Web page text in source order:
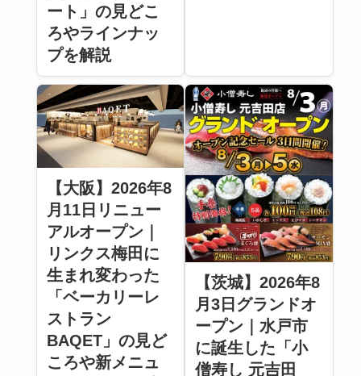
ート」の見どこ
ろやラインナッ
プを解説
【大阪】2026年8
月11日リニュー
アルオープン｜
リンクス梅田に
生まれ変わった
「ベーカリーレ
ストラン
BAQET」の見ど
ころや新メニュ
【茨城】2026年8
月3日グランドオ
ープン｜水戸市
に誕生した「小
僧寿し 元吉田